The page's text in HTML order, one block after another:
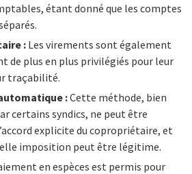
étant donné que les comptes
: Les virements sont également
de plus en plus privilégiés pour leur
traçabilité.
:Cette méthode, bien
certains syndics, ne peut être
explicite du copropriétaire, et
imposition peut être légitime.
en espèces est permis pour